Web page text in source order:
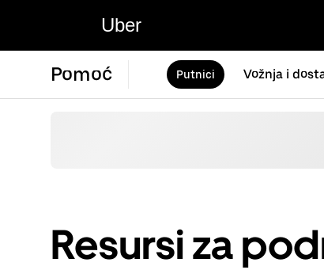
Uber
Pomoć Putnici Vožnja i
Resursi za